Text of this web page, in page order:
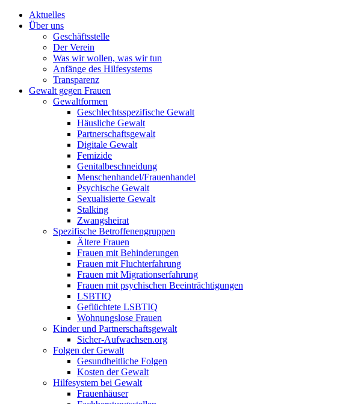
Aktuelles
Über uns
Geschäftsstelle
Der Verein
Was wir wollen, was wir tun
Anfänge des Hilfesystems
Transparenz
Gewalt gegen Frauen
Gewaltformen
Geschlechtsspezifische Gewalt
Häusliche Gewalt
Partnerschaftsgewalt
Digitale Gewalt
Femizide
Genitalbeschneidung
Menschenhandel/Frauenhandel
Psychische Gewalt
Sexualisierte Gewalt
Stalking
Zwangsheirat
Spezifische Betroffenengruppen
Ältere Frauen
Frauen mit Behinderungen
Frauen mit Fluchterfahrung
Frauen mit Migrationserfahrung
Frauen mit psychischen Beeinträchtigungen
LSBTIQ
Geflüchtete LSBTIQ
Wohnungslose Frauen
Kinder und Partnerschaftsgewalt
Sicher-Aufwachsen.org
Folgen der Gewalt
Gesundheitliche Folgen
Kosten der Gewalt
Hilfesystem bei Gewalt
Frauenhäuser